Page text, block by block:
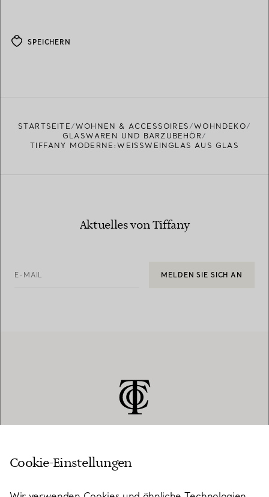
SPEICHERN
STARTSEITE WOHNEN & ACCESSOIRES
WOHNDEKO
GLASWAREN UND BARZUBEHÖR
TIFFANY MODERNE:WEISSWEINGLAS AUS GLAS
Aktuelles von Tiffany
E-MAIL MELDEN SIE SICH AN
KUNDENSERVICE
Cookie-Einstellungen